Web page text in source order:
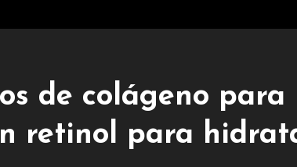
de colágeno para
retinol para